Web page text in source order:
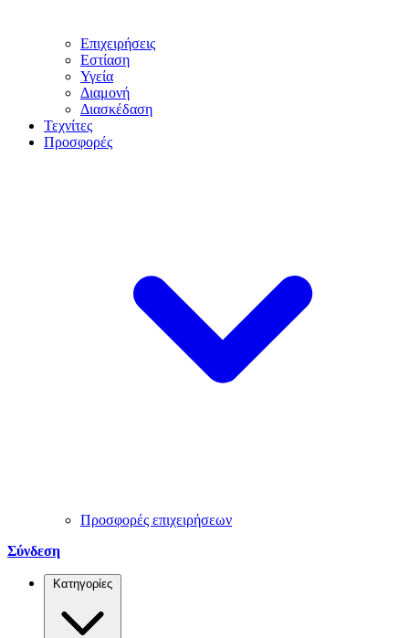
Επιχειρήσεις
Εστίαση
Υγεία
Διαμονή
Διασκέδαση
Τεχνίτες
Προσφορές
Προσφορές επιχειρήσεων
Σύνδεση
Κατηγορίες